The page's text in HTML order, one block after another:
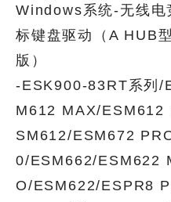
Windows系统-无线电
标键盘驱动（A HUB
版）
-ESK900-83RT系列/
M612 MAX/ESM612
SM612/ESM672
0/ESM662/ESM622
O/ESM622/ESPR8